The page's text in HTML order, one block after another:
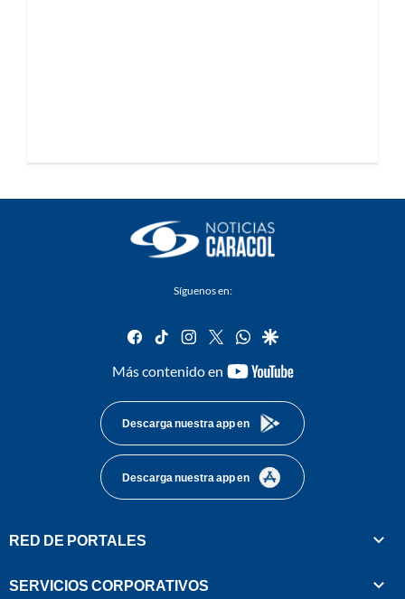
Síguenos en:
facebook
tiktok instagram
twitterwhatsapp
google
Más contenido en
youtube-
Descarga nuestra app en
Descarga nuestra app en
RED DE PORTALES
SERVICIOS CORPORATIVOS